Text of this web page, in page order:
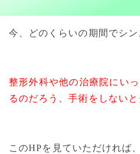
今、どのくらいの期間でシ
整形外科や他の治療院にい
るのだろう、手術をしない
このHPを見ていただければ